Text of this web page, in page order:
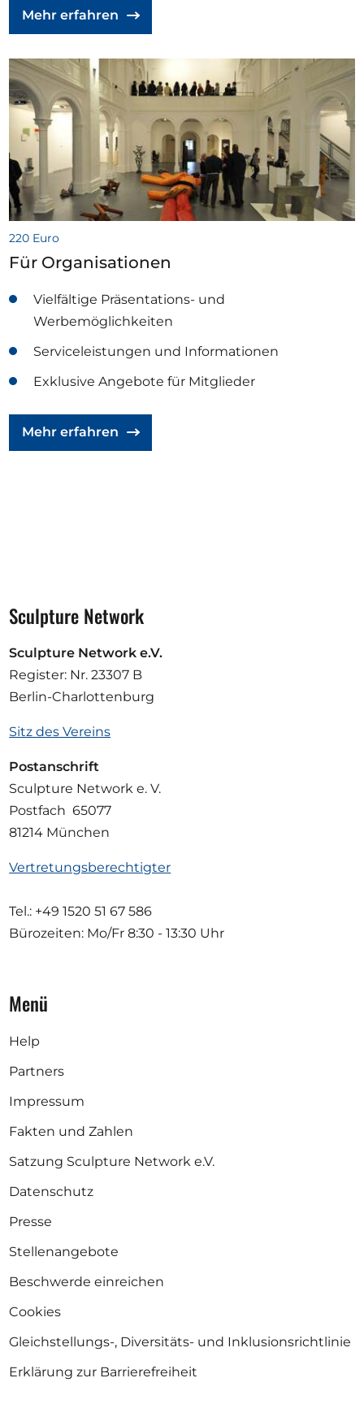
Mehr erfahren
220 Euro
Für Organisationen
Vielfältige Präsentations- und
Werbemöglichkeiten
Serviceleistungen und Informationen
Exklusive Angebote für Mitglieder
Mehr erfahren
Sculpture Network
Sculpture Network e.V.
Register: Nr. 23307 B
Berlin-Charlottenburg
Sitz des Vereins
Postanschrift
Sculpture Network e. V.
Postfach 65077
81214 München
Vertretungsberechtigter
Tel.: +49 1520 51 67 586
Bürozeiten: Mo/Fr 8:30 - 13:30 Uhr
Menü
Help
Partners
Impressum
Fakten und Zahlen
Satzung Sculpture Network e.V.
Datenschutz
Presse
Stellenangebote
Beschwerde einreichen
Cookies
Gleichstellungs-, Diversitäts- und Inklusionsrichtlinie
Erklärung zur Barrierefreiheit